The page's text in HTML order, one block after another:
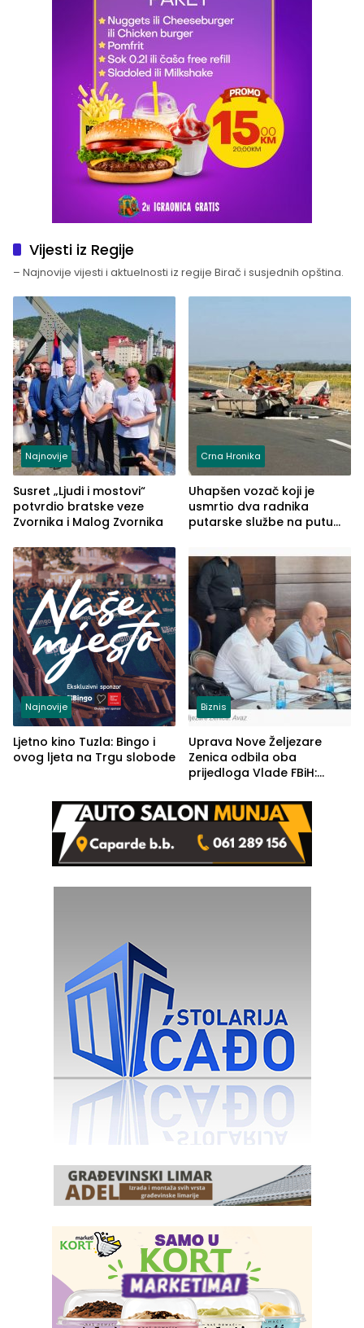
Vijesti iz Regije
– Najnovije vijesti i aktuelnosti iz regije Birač i susjednih opština.
Najnovije
Susret „Ljudi i mostovi“
potvrdio bratske veze
Zvornika i Malog Zvornika
Crna Hronika
Uhapšen vozač koji je
usmrtio dva radnika
putarske službe na putu
(FOTO)
Najnovije
Ljetno kino Tuzla: Bingo i
ovog ljeta na Trgu slobode
Biznis
Uprava Nove Željezare
Zenica odbila oba
prijedloga Vlade FBiH:
rješenje